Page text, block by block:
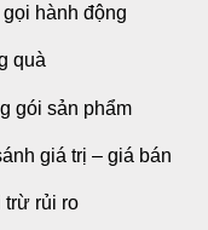
hành động
quà
gói sản phẩm
giá trị – giá bán
trừ rủi ro